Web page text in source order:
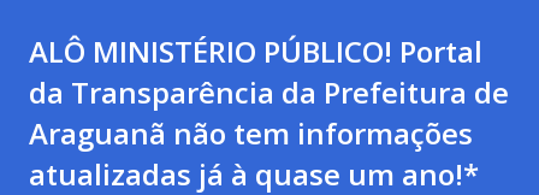
ALÔ MINISTÉRIO PÚBLICO! Portal
da Transparência da Prefeitura de
Araguanã não tem informações
atualizadas já à quase um ano!*